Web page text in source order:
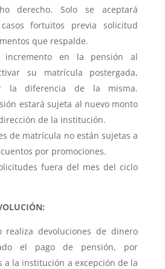
derecho. Solo se aceptará
fortuitos previa solicitud
que respalde.
incremento en la pensión al
su matrícula postergada,
la diferencia de la misma.
estará sujeta al nuevo monto
de la institución.
de matrícula no están sujetas a
por promociones.
fuera del mes del ciclo
realiza devoluciones de dinero
el pago de pensión, por
a la institución a excepción de la